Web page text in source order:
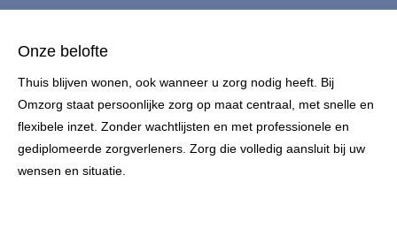
Onze belofte
Thuis blijven wonen, ook wanneer u zorg nodig heeft. Bij
Omzorg staat persoonlijke zorg op maat centraal, met snelle en
flexibele inzet. Zonder wachtlijsten en met professionele en
gediplomeerde zorgverleners. Zorg die volledig aansluit bij uw
wensen en situatie.